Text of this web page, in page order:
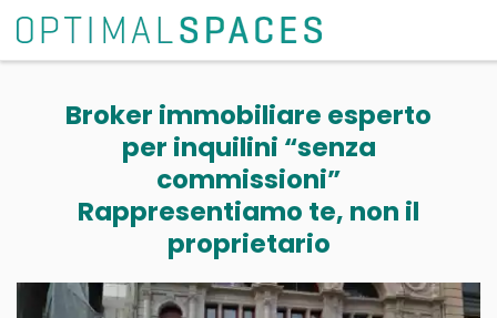
Broker immobiliare esperto
per inquilini “senza
commissioni”
Rappresentiamo te, non il
proprietario